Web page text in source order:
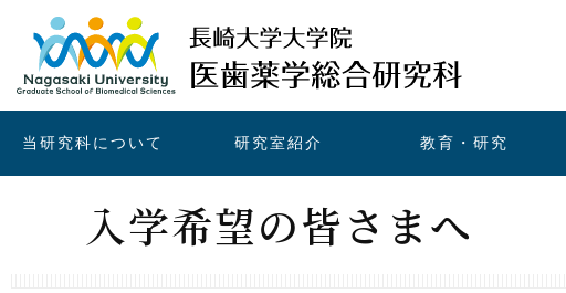
当研究科について 研究室紹介 教育・研究
入学希望の皆さまへ